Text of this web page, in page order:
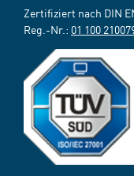
Zertifiziert nach DIN
Reg.-Nr.: 01 100